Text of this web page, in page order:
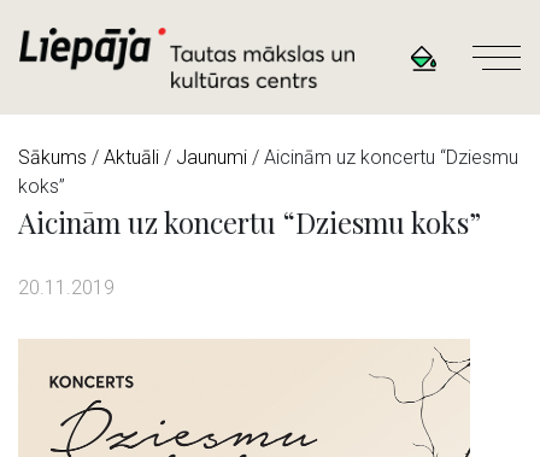
Sākums / Aktuāli / Jaunumi / Aicinām uz koncertu “Dziesmu
koks”
Aicinām uz koncertu “Dziesmu koks”
20.11.2019